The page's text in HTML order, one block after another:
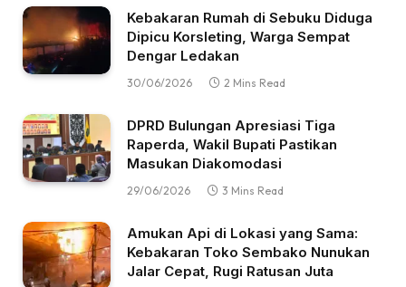
Kebakaran Rumah di Sebuku Diduga
Dipicu Korsleting, Warga Sempat
Dengar Ledakan
30/06/2026 2 Mins Read
DPRD Bulungan Apresiasi Tiga
Raperda, Wakil Bupati Pastikan
Masukan Diakomodasi
29/06/2026 3 Mins Read
Amukan Api di Lokasi yang Sama:
Kebakaran Toko Sembako Nunukan
Jalar Cepat, Rugi Ratusan Juta